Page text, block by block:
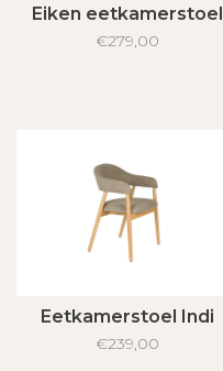
Eiken eetkamerstoel
€279,00
Eetkamerstoel Indi
€239,00